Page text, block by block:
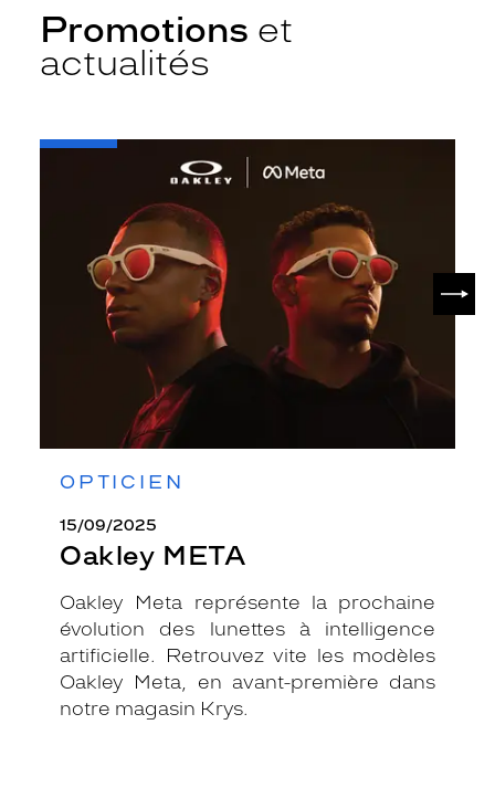
Promotions et
actualités
OPTICIEN
15/09/2025
Oakley META
Oakley Meta représente la prochaine
évolution des lunettes à intelligence
artificielle. Retrouvez vite les modèles
Oakley Meta, en avant-première dans
notre magasin Krys.
-